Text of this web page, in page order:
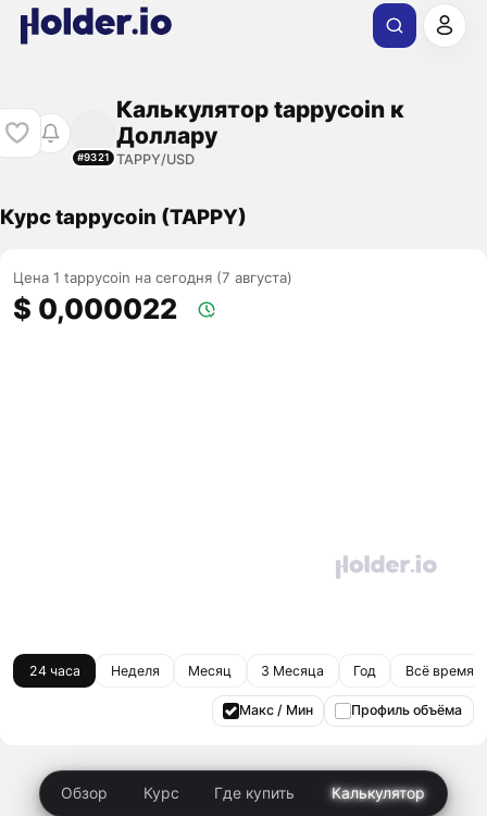
#9321
Калькулятор tappycoin к
Доллару
TAPPY/USD
Курс tappycoin (TAPPY)
Цена 1 tappycoin на сегодня (7 августа)
$ 0,000022
24 часа Неделя Месяц 3 Месяца Год Всё время
Макс / Мин Профиль объёма
Обзор Курс Где купить Калькулятор